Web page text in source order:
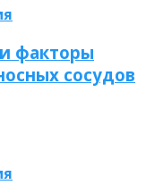
факторы
сосудов